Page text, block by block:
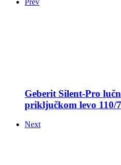
Geberit Silent-Pro
priključkom levo 110/
Next